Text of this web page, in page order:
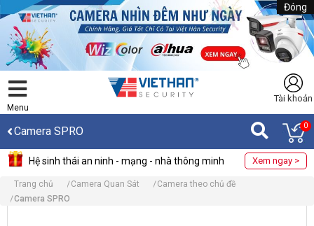
Đóng
Menu
Tài khoản
Camera SPRO 0
Hệ sinh thái an ninh - mạng - nhà thông minh Xem ngay >
Trang chủ Camera Quan Sát
Camera theo chủ đề
Camera SPRO